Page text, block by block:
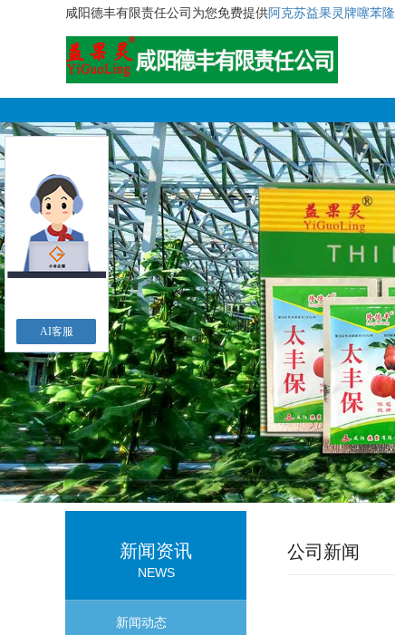
咸阳德丰有限责任公司为您免费提供阿克苏益果灵牌噻苯隆
新闻资讯
NEWS
新闻动态
公司新闻
AI客服